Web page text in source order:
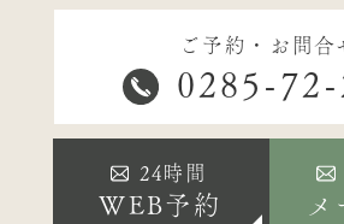
ご予約・お問合
0285-72-
24時間
WEB予約